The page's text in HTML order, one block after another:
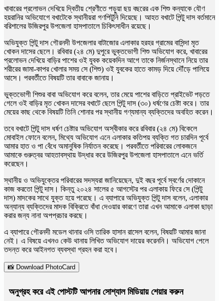
খাবারের প্রলোভন দেখিয়ে দ্বিতীয় শ্রেণীতে পড়ুয়া ছয় বছরের এক শিশু কন্যাকে যৌণ
হয়রানির অভিযোগে বখাটেকে স্থানীয়রা গণপিটুনি দিয়েছে। আহত বখাটে পিন্টু দাস বর্তমানে
বরিশালের উজিরপুর উপজেলা হাসপাতালে চিকিৎসাধীন রয়েছে।
অভিযুক্ত পিন্টু দাস গৌরনদী উপজেলার বাটাজোর এলাকার হরহর গ্রামের বাসিন্দা মৃত
খোকন দাসের ছেলে। রবিবার (২৪ মে) দুপুরে ভুক্তভোগী শিশু অভিযোগ করে, খাবারের
প্রলোভন দেখিয়ে বাড়ির পাশের ওই যুবক কয়েকদিন আগে তাকে নির্জনস্থানে নিয়ে তার
শরীরের জামা-কাপর খোলার সময় সে (শিশু) ওই যুবকের হাতে কামড় দিয়ে দৌঁড়ে পালিয়ে
আসে। পরবর্তীতে বিষয়টি তার বাবাকে জানায়।
ভুক্তভোগী শিশুর বাবা অভিযোগ করে বলেন, তার মেয়ে পাশের বাড়িতে প্রাইভেট পড়তে
গেলে ওই বাড়ির মৃত খোকন দাসের বখাটে ছেলে পিন্টু দাস (৩০) ধর্ষণের চেষ্টা করে। তার
মেয়ের কাছ থেকে বিষয়টি তিনি শোনার পর স্থানীয় গণ্যমান্য ব্যক্তিদের অবহিত করেন।
তবে বখাটে পিন্টু দাস ধর্ষণ চেষ্টার অভিযোগ অস্বীকার করে রবিবার (২৪ মে) বিকেলে
মোবাইল ফোনে বলেন, মিথ্যে অভিযোগ এনে এলাকার কতিপয় ব্যক্তি গত চারদিন পূর্বে
আমার হাত ও পা বেঁধে অমানুষিক নির্যাতন করেছে। পরবর্তীতে পরিবারের লোকজনে
আমাকে গুরুত্বর আহতাবস্থায় উদ্ধার করে উজিরপুর উপজেলা হাসপাতালে এনে ভর্তি
করেছেন।
স্থানীয় ও অভিযুক্তের পরিবারের সদস্যরা জানিয়েছেন, দুই বছর পূর্বে স্বর্ণের দোকানে
কাজ করতো পিন্টু দাস। কিন্তু ২০২৪ সালের ৫ আগস্টের পর এলাকায় ফিরে সে (পিন্টু
দাস) মাদকের সাথে যুক্ত হয়ে পরেছে। এ ব্যাপারে অভিযুক্ত পিন্টু দাস বলেন, এলাকার
অন্যান্য ব্যক্তিদের মাদক বিক্রিতে বাঁধা দেওয়ার কারণে তারা এখন আমাকে এলাকা ছাড়া
করার জন্য নানা অপপ্রচার করছে।
এ ব্যাপারে গৌরনদী মডেল থানার ওসি তারিক হাসান রাসেল বলেন, বিষয়টি আমার জানা
নেই। এ বিষয়ে এখনও কেউ থানায় লিখিত অভিযোগ দায়ের করেননি। অভিযোগ পেলে
তদন্ত করে আইনগত ব্যবস্থা গ্রহন করা হবে।
📸 Download PhotoCard
অনুগ্রহ করে এই পোস্টটি আপনার সোশ্যাল মিডিয়ায় শেয়ার করুন